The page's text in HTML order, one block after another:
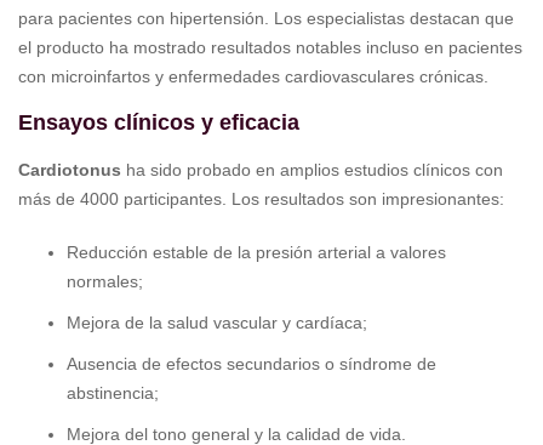
para pacientes con hipertensión. Los especialistas destacan que
el producto ha mostrado resultados notables incluso en pacientes
con microinfartos y enfermedades cardiovasculares crónicas.
Ensayos clínicos y eficacia
Cardiotonus ha sido probado en amplios estudios clínicos con
más de 4000 participantes. Los resultados son impresionantes:
Reducción estable de la presión arterial a valores
normales;
Mejora de la salud vascular y cardíaca;
Ausencia de efectos secundarios o síndrome de
abstinencia;
Mejora del tono general y la calidad de vida.